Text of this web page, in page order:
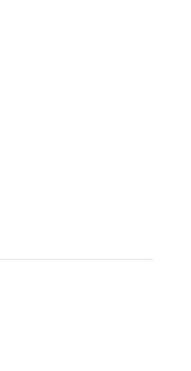
antal röster: